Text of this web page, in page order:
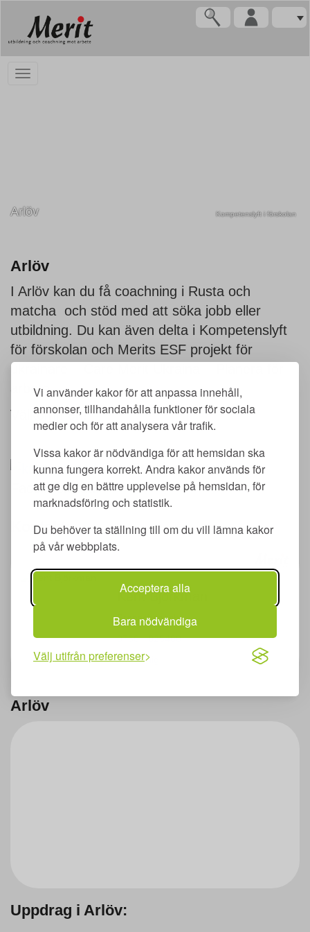
Vi använder kakor för att anpassa innehåll,
annonser, tillhandahålla funktioner för sociala
medier och för att analysera vår trafik.
Vissa kakor är nödvändiga för att hemsidan ska
kunna fungera korrekt. Andra kakor används för
att ge dig en bättre upplevelse på hemsidan, för
marknadsföring och statistik.
Du behöver ta ställning till om du vill lämna kakor
på vår webbplats.
Acceptera alla
Bara nödvändiga
Välj utifrån preferenser
Kompetenslyft i förskolan
Arlöv
Arlöv
I Arlöv kan du få coachning i Rusta och
matcha och stöd med att söka jobb eller
utbildning. Du kan även delta i Kompetenslyft
för förskolan och Merits ESF projekt för
ukrainare – Care Merit Ukraina – Planera för
arbete.
Välkommen!
Besök gärna vår
Facebooksida.
Kontakt:
Kent Björkman
Branschcoach
0760 - 025400
Maila mig
Arlöv
Uppdrag i Arlöv: